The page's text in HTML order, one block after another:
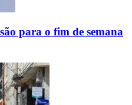
para o fim de semana